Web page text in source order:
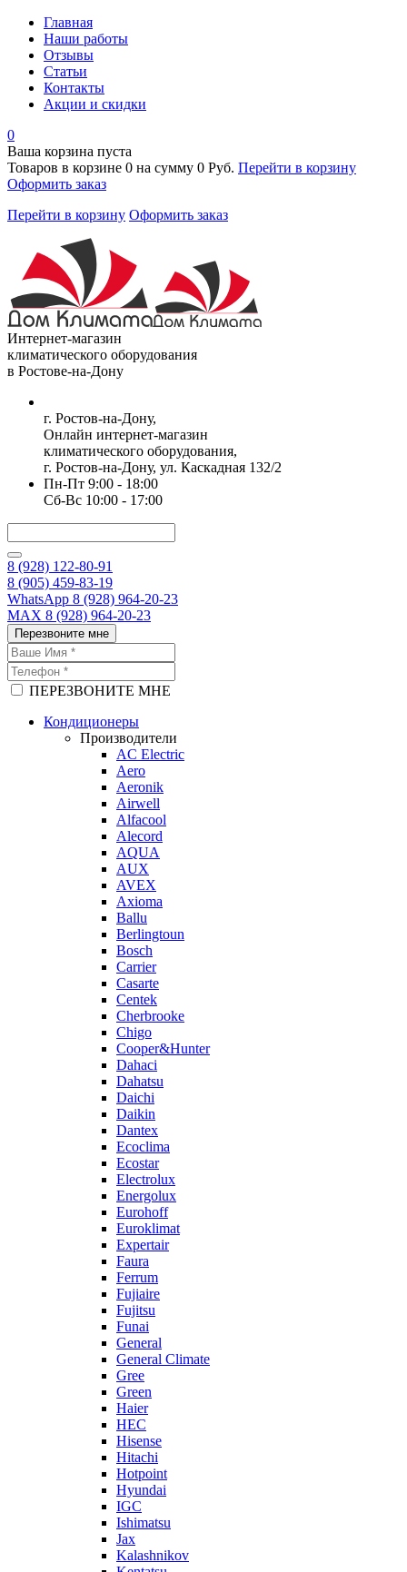
Главная
Наши работы
Отзывы
Статьи
Контакты
Акции и скидки
0
Ваша корзина пуста
Товаров в корзине 0 на сумму 0 Руб. Перейти в корзину
Оформить заказ
Перейти в корзину Оформить заказ
Интернет-магазин
климатического оборудования
в Ростове-на-Дону
г. Ростов-на-Дону,
Онлайн интернет-магазин
климатического оборудования,
г. Ростов-на-Дону, ул. Каскадная 132/2
Пн-Пт 9:00 - 18:00
Сб-Вс 10:00 - 17:00
8 (928) 122-80-91
8 (905) 459-83-19
WhatsApp 8 (928) 964-20-23
MAX 8 (928) 964-20-23
Перезвоните мне
ПЕРЕЗВОНИТЕ МНЕ
Кондиционеры
Производители
AC Electric
Aero
Aeronik
Airwell
Alfacool
Alecord
AQUA
AUX
AVEX
Axioma
Ballu
Berlingtoun
Bosch
Carrier
Casarte
Centek
Cherbrooke
Chigo
Cooper&Hunter
Dahaci
Dahatsu
Daichi
Daikin
Dantex
Ecoclima
Ecostar
Electrolux
Energolux
Eurohoff
Euroklimat
Expertair
Faura
Ferrum
Fujiaire
Fujitsu
Funai
General
General Climate
Gree
Green
Haier
HEC
Hisense
Hitachi
Hotpoint
Hyundai
IGC
Ishimatsu
Jax
Kalashnikov